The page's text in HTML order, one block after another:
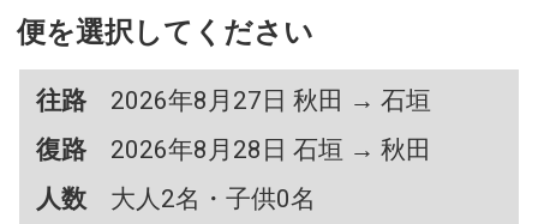
便を選択してください
往路
2026年8月27日 秋田 → 石垣
復路
2026年8月28日 石垣 → 秋田
人数
大人2名・子供0名